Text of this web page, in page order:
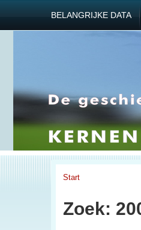
BELANGRIJKE DATA
Start
Zoek: